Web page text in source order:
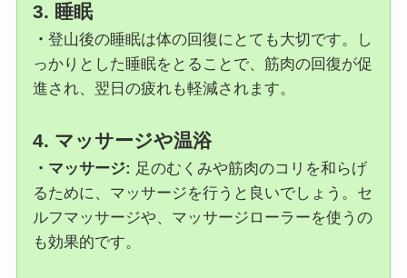
3. 睡眠
・ 登山後の睡眠は体の回復にとても大切です。し
っかりとした睡眠をとることで、筋肉の回復が促
進され、翌日の疲れも軽減されます。
4. マッサージや温浴
・マッサージ: 足のむくみや筋肉のコリを和らげ
るために、マッサージを行うと良いでしょう。セ
ルフマッサージや、マッサージローラーを使うの
も効果的です。